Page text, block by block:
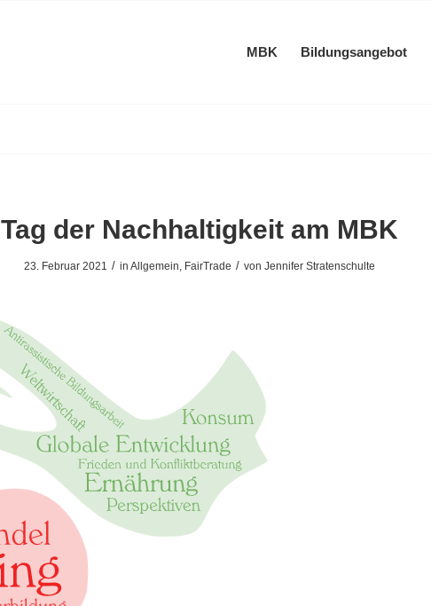
MBK Bildungsangebot
Tag der Nachhaltigkeit am MBK
23. Februar 2021 / in Allgemein, FairTrade / von Jennifer Stratenschulte